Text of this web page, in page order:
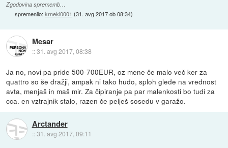
Zgodovina sprememb…
spremenilo:krneki0001 (31. avg 2017 ob 08:34)
Mesar
::31. avg 2017, 08:38
Ja no, novi pa pride 500-700EUR, oz mene če malo več ker za
quattro so še dražji, ampak ni tako hudo, sploh glede na vrednost
avta, menjaš in maš mir. Za čipiranje pa par malenkosti bo tudi za
cca. en vztrajnik stalo, razen če pelješ sosedu v garažo.
Arctander
::31. avg 2017, 09:11